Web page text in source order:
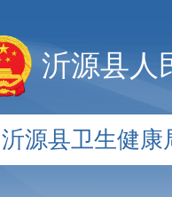
沂源县人
沂源县卫生健康